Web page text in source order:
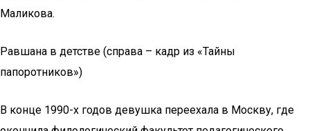
Маликова.
Равшана в детстве (справа – кадр из «Тайны
папоротников»)
В конце 1990-х годов девушка переехала в Москву, где